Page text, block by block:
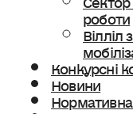
роботи
Вілліл
Конкурсні
Новини